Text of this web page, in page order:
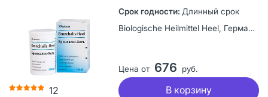
12
Длинный срок
Biologische Heilmittel Heel, Германия
Цена от 676 руб.
В корзину